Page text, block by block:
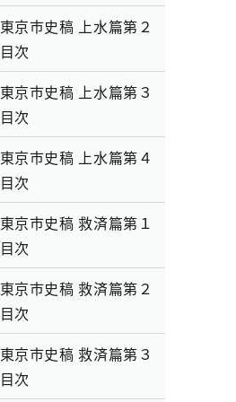
東京市史稿 上水篇第２
目次
東京市史稿 上水篇第３
目次
東京市史稿 上水篇第４
目次
東京市史稿 救済篇第１
目次
東京市史稿 救済篇第２
目次
東京市史稿 救済篇第３
目次